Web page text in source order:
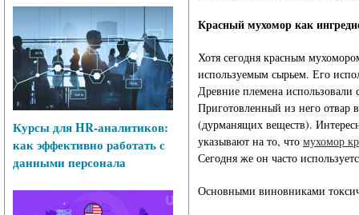
Курсы для HR-аналитиков:
как эффективно работать с
данными персонала
Красный мухомор как
Хотя сегодня красным
используемым сырьем. Его
Древние племена использовали
Приготовленный из него отвар
(дурманящих веществ).
указывают на то, что мухомор
Сегодня же он часто
Основными виновниками